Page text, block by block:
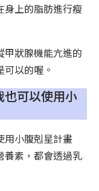
身上的脂肪進行瘦
甲狀腺機能亢進的
以的喔。
也可以使用小
用小腹剋星計畫
養素，都會透過乳